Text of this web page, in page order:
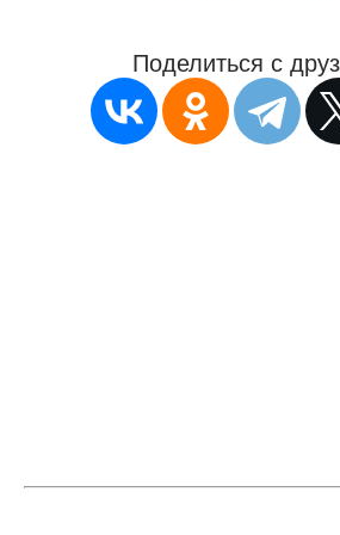
Поделиться с